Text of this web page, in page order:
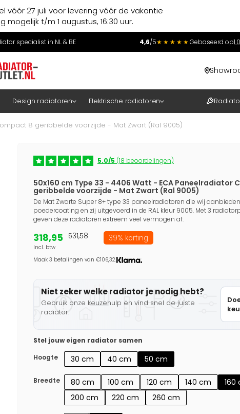
vóór 27 juli voor levering vóór de vakantie
t/m 1 augustus, 16:30 uur.
specialist in NL & BE 4,6/5★★★★★Gebaseerd op
Design radiatoren Elektrische radiatoren
8 geribbelde voorzijde - Mat Zwart (Ral 9005)
5.0/5 (18 beoordelingen)
50x160 cm Type 33 - 4406 Watt - ECA Paneelradiator
geribbelde voorzijde - Mat Zwart (Ral 9005)
De Mat Zwarte Super 8+ type 33 paneelradiatoren die wij
poedercoating en zij uitgevoerd in de RAL kleur 9005. Met 3
geven deze radiatoren extreem veel vermogen af.
318,95
Incl. btw
531,58 39% korting
Maak 3 betalingen van €106,32.
Niet zeker welke radiator je nodig hebt?
Gebruik onze keuzehulp en vind snel de juiste
radiator.
Stel jouw eigen radiator samen
Hoogte
30 cm 40 cm 50 cm
Breedte 80 cm 100 cm 120 cm 140 cm 160
200 cm
220 cm 260 cm